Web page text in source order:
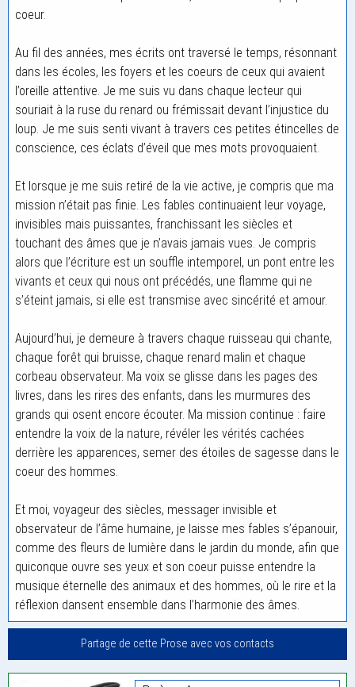
coeur.
Au fil des années, mes écrits ont traversé le temps, résonnant
dans les écoles, les foyers et les coeurs de ceux qui avaient
l’oreille attentive. Je me suis vu dans chaque lecteur qui
souriait à la ruse du renard ou frémissait devant l’injustice du
loup. Je me suis senti vivant à travers ces petites étincelles de
conscience, ces éclats d’éveil que mes mots provoquaient.
Et lorsque je me suis retiré de la vie active, je compris que ma
mission n’était pas finie. Les fables continuaient leur voyage,
invisibles mais puissantes, franchissant les siècles et
touchant des âmes que je n’avais jamais vues. Je compris
alors que l’écriture est un souffle intemporel, un pont entre les
vivants et ceux qui nous ont précédés, une flamme qui ne
s’éteint jamais, si elle est transmise avec sincérité et amour.
Aujourd’hui, je demeure à travers chaque ruisseau qui chante,
chaque forêt qui bruisse, chaque renard malin et chaque
corbeau observateur. Ma voix se glisse dans les pages des
livres, dans les rires des enfants, dans les murmures des
grands qui osent encore écouter. Ma mission continue : faire
entendre la voix de la nature, révéler les vérités cachées
derrière les apparences, semer des étoiles de sagesse dans le
coeur des hommes.
Et moi, voyageur des siècles, messager invisible et
observateur de l’âme humaine, je laisse mes fables s’épanouir,
comme des fleurs de lumière dans le jardin du monde, afin que
quiconque ouvre ses yeux et son coeur puisse entendre la
musique éternelle des animaux et des hommes, où le rire et la
réflexion dansent ensemble dans l’harmonie des âmes.
Partage de cette Prose avec vos contacts